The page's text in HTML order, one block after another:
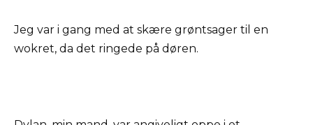
Jeg var i gang med at skære grøntsager til en
wokret, da det ringede på døren.